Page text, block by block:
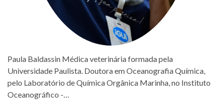
Paula Baldassin Médica veterinária formada pela
Universidade Paulista. Doutora em Oceanografia Química,
pelo Laboratório de Química Orgânica Marinha, no Instituto
Oceanográfico -…